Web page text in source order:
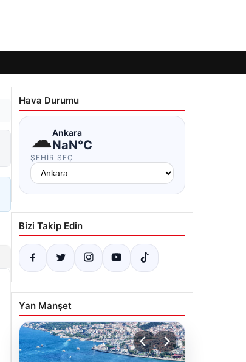
Hava Durumu
☁Ankara
NaN°C
ŞEHIR SEÇ
Bizi Takip Edin
Yan Manşet